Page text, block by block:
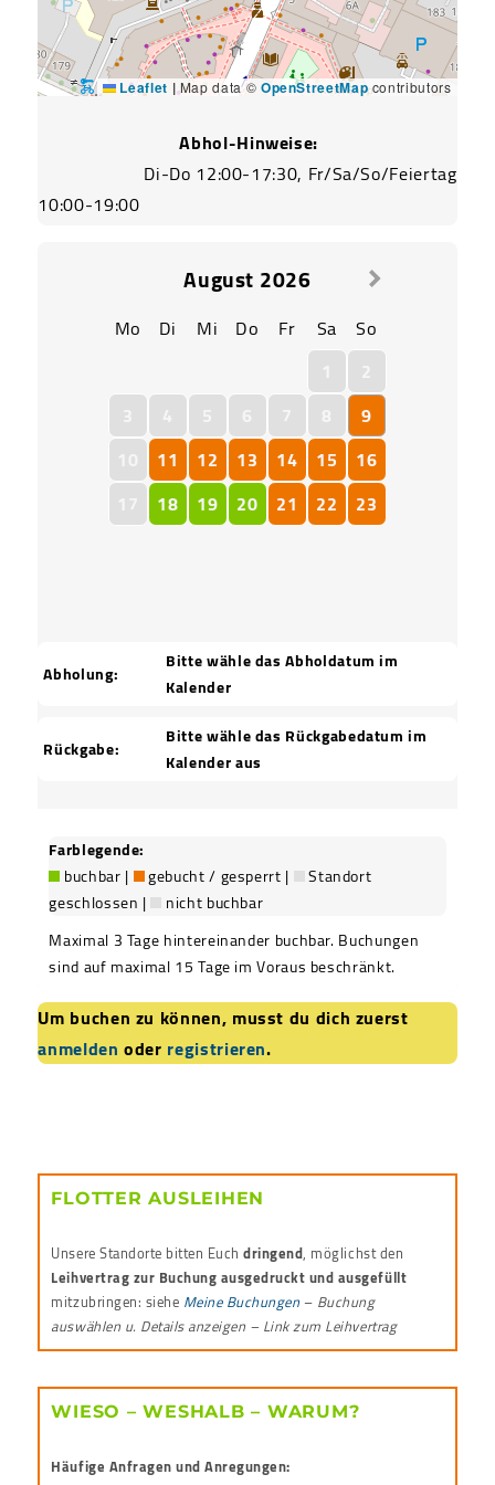
Leaflet |Map data © OpenStreetMapcontributors
Abhol-Hinweise:
August2026
Mo Di Mi Do Fr Sa
So
9
11 12 13 14 15 16
18 19 20 21 22 23
Abholung:
Bitte wähle das Abholdatum im
Kalender
Rückgabe:
Bitte wähle das Rückgabedatum im
Kalender aus
Farblegende:
buchbar | gebucht / gesperrt |
Standort
geschlossen |
nicht buchbar
Maximal 3 Tage hintereinander buchbar. Buchungen
sind auf maximal 15 Tage im Voraus beschränkt.
Um buchen zu können, musst du dich zuerst
anmelden oder registrieren.
FLOTTER AUSLEIHEN
Unsere Standorte bitten Euchdringend, möglichst den
Leihvertrag zur Buchung ausgedruckt und ausgefüllt
mitzubringen: siehe Meine Buchungen– Buchung
auswählen u. Details anzeigen – Link zum Leihvertrag
WIESO – WESHALB – WARUM?
Häufige Anfragen und Anregungen: